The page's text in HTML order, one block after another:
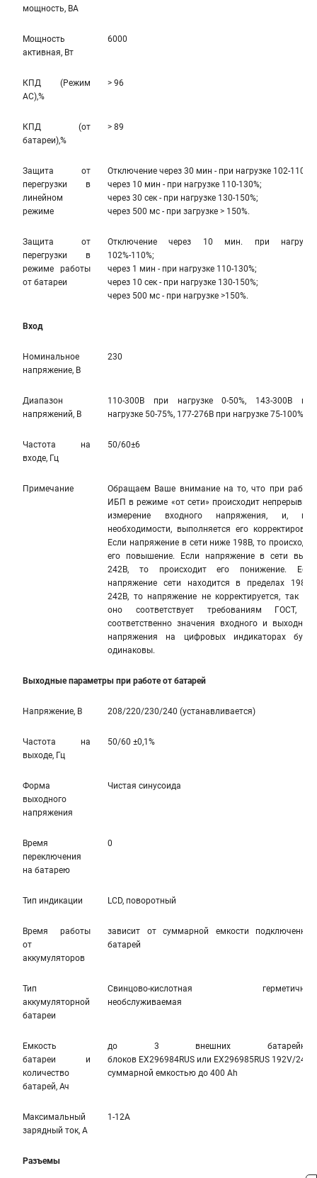
мощность, ВА
Мощность
активная, Вт
6000
КПД (Режим
AC),%
> 96
КПД (от
батареи),%
> 89
Защита от
перегрузки в
линейном
режиме
Отключение через 30 мин - при нагрузке 102-110%;
через 10 мин - при нагрузке 110-130%;
через 30 сек - при нагрузке 130-150%;
через 500 мс - при загрузке > 150%.
Защита от
перегрузки в
режиме работы
от батареи
Отключение через 10 мин. при нагрузке
102%-110%;
через 1 мин - при нагрузке 110-130%;
через 10 сек - при нагрузке 130-150%;
через 500 мс - при нагрузке >150%.
Вход
Номинальное
напряжение, В
230
Диапазон
напряжений, В
110-300В при нагрузке 0-50%, 143-300В при
нагрузке 50-75%, 177-276В при нагрузке 75-100%
Частота на
входе, Гц
50/60±6
Примечание
Обращаем Ваше внимание на то, что при работе
ИБП в режиме «от сети» происходит непрерывное
измерение входного напряжения, и, при
необходимости, выполняется его корректировка.
Если напряжение в сети ниже 198В, то происходит
его повышение. Если напряжение в сети выше
242В, то происходит его понижение. Если
напряжение сети находится в пределах 198В…
242В, то напряжение не корректируется, так как
оно соответствует требованиям ГОСТ, и,
соответственно значения входного и выходного
напряжения на цифровых индикаторах будут
одинаковы.
Выходные параметры при работе от батарей
Напряжение, В 208/220/230/240 (устанавливается)
Частота на
выходе, Гц
50/60 ±0,1%
Форма
выходного
напряжения
Чистая синусоида
Время
переключения
на батарею
0
Тип индикации LCD, поворотный
Время работы
от
аккумуляторов
зависит от суммарной емкости подключенных
батарей
Тип
аккумуляторной
батареи
Свинцово-кислотная герметичная,
необслуживаемая
Емкость
батареи и
количество
батарей, Ач
до 3 внешних батарейных
блоков EX296984RUS или EX296985RUS 192V/240V
суммарной емкостью до 400 Аh
Максимальный
зарядный ток, A
1-12A
Разъемы